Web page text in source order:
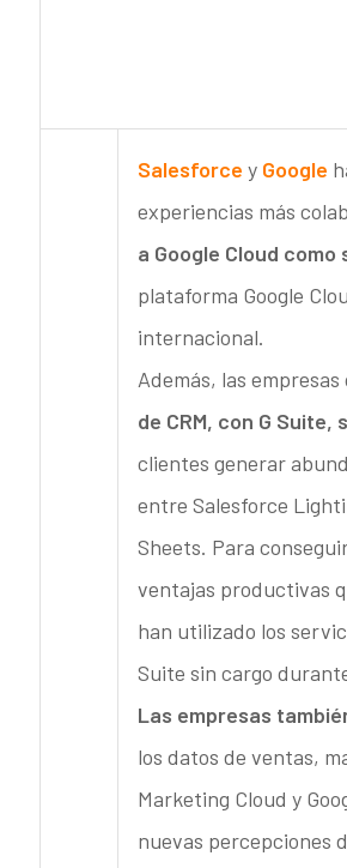
Salesforce y Google
experiencias más
a Google Cloud
plataforma Google
internacional.
Además, las
de CRM, con G
clientes generar
entre Salesforce
Sheets. Para
ventajas productivas
han utilizado los
Suite sin cargo
Las empresas
los datos de ventas,
Marketing Cloud y
nuevas percepciones